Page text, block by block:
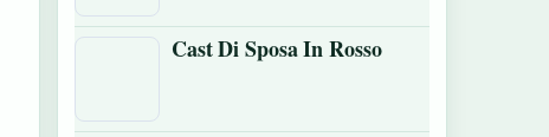
Cast Di Sposa In Rosso